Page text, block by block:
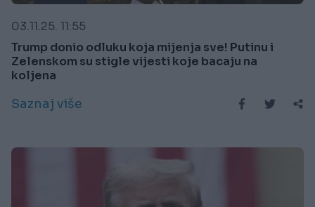
03.11.25. 11:55
Trump donio odluku koja mijenja sve! Putinu i
Zelenskom su stigle vijesti koje bacaju na
koljena
Saznaj više